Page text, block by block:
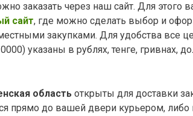
заказать через наш сайт. Для этого
сайт, где можно сделать выбор и
закупками. Для удобства все
указаны в рублях, тенге, гривнах,
область открыты для доставки
прямо до вашей двери курьером, либо